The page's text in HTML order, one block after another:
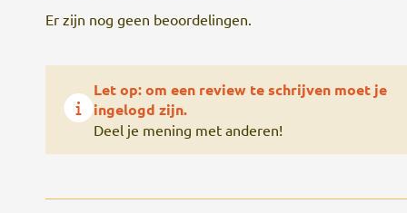
Er zijn nog geen beoordelingen.
Let op: om een review te schrijven moet je
ingelogd zijn.
Deel je mening met anderen!